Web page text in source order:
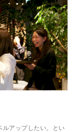
ルアップしたい。とい